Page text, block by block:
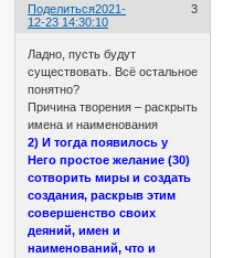
Поделиться 3
2021-
12-23 14:30:10
Ладно, пусть будут
существовать. Всё остальное
понятно?
Причина творения – раскрыть
имена и наименования
2) И тогда появилось у
Него простое желание (30)
сотворить миры и создать
создания, раскрыв этим
совершенство своих
деяний, имен и
наименований, что и